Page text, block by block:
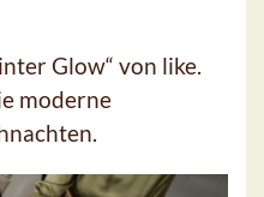
Glow“ von like.
moderne